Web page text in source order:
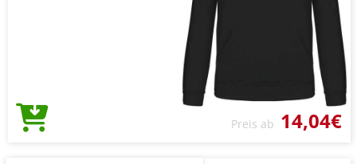
Preis ab 14,04€